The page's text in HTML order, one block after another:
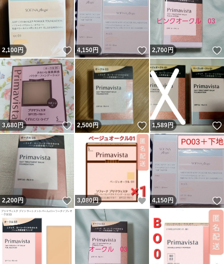
2,100円 いいね！
4,150円 いいね！
2,700円
3,680円 いいね！
2,500円 いいね！
1,589円
2,200円 いいね！
3,080円 いいね！
4,150円